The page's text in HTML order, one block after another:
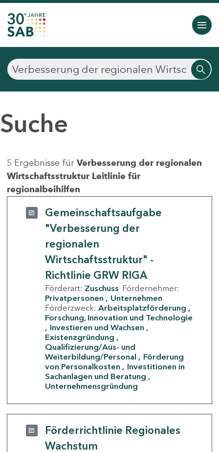
Suche
5 Ergebnisse für Verbesserung der regionalen
Wirtschaftsstruktur Leitlinie für
regionalbeihilfen
Gemeinschaftsaufgabe
"Verbesserung der
regionalen
Wirtschaftsstruktur" -
Richtlinie GRW RIGA
Förderart: Zuschuss Fördernehmer:
Privatpersonen
Unternehmen
Förderzweck: Arbeitsplatzförderung
Forschung, Innovation und Technologie
Investieren und Wachsen
Existenzgründung
Qualifizierung/Aus- und
Weiterbildung/Personal
Förderung
von Personalkosten
Investitionen in
Sachanlagen und Beratung
Unternehmensgründung
Förderrichtlinie Regionales
Wachstum